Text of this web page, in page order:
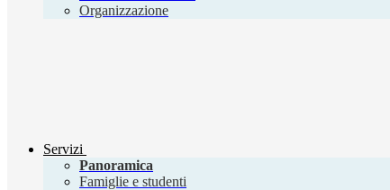
Organizzazione
Servizi
Panoramica
Famiglie e studenti